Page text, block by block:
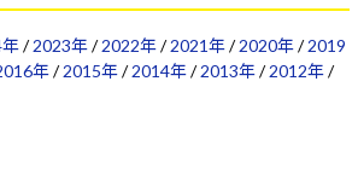
/2023年/2022年/2021年/2020年/2019
年/2015年/2014年/2013年/2012年/